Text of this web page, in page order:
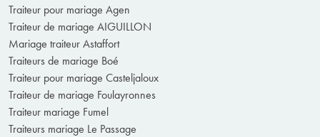
Traiteur pour mariage Agen
Traiteur de mariage AIGUILLON
Mariage traiteur Astaffort
Traiteurs de mariage Boé
Traiteur pour mariage Casteljaloux
Traiteur de mariage Foulayronnes
Traiteur mariage Fumel
Traiteurs mariage Le Passage